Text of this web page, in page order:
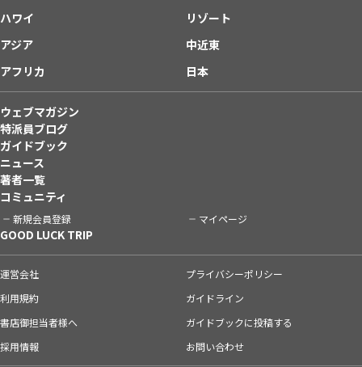
ハワイ
リゾート
アジア
中近東
アフリカ
日本
ウェブマガジン
特派員ブログ
ガイドブック
ニュース
著者一覧
コミュニティ
新規会員登録 マイページ
GOOD LUCK TRIP
運営会社
プライバシーポリシー
利用規約
ガイドライン
書店御担当者様へ
ガイドブックに投稿する
採用情報
お問い合わせ